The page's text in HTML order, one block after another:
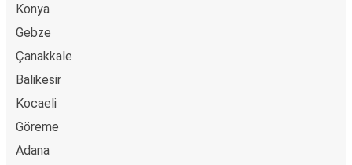
Konya
Gebze
Çanakkale
Balikesir
Kocaeli
Göreme
Adana